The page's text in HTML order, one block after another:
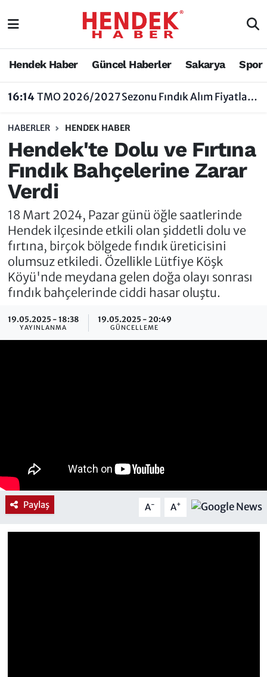
Hendek Haber Güncel Haberler Sakarya Spor
16:14TMO 2026/2027 Sezonu Fındık Alım Fiyatlarını Açıkladı
13:29Hendek'te Gece Yarısı Otomobil ile Motosiklet Çarpıştı
HABERLER HENDEK HABER
Hendek'te Dolu ve Fırtına
Fındık Bahçelerine Zarar
Verdi
18 Mart 2024, Pazar günü öğle saatlerinde
Hendek ilçesinde etkili olan şiddetli dolu ve
fırtına, birçok bölgede fındık üreticisini
olumsuz etkiledi. Özellikle Lütfiye Köşk
Köyü'nde meydana gelen doğa olayı sonrası
fındık bahçelerinde ciddi hasar oluştu.
19.05.2025 - 18:38
YAYINLANMA
19.05.2025 - 20:49
GÜNCELLEME
Paylaş A- A+
Hendek Haber
Nöbetçi Eczaneler
Vefat Edenler
Hendek Haber
Hakkında
Hendek Haber Reklam Servisi
Künye
İletişim
Sakarya Nöbetçi Eczaneler
Sakarya Trafik Yoğunluk Haritası
Tüm Manşetler
Son Dakika Haberleri
Haber Arşivi